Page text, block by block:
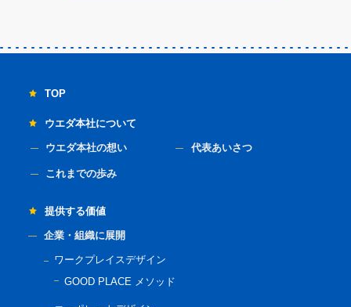
TOP
ウエダ本社について
ウエダ本社の想い 代表あいさつ
これまでの歩み
提供する価値
企業・組織に展開
ワークプレイスデザイン
GOOD PLACE メソッド